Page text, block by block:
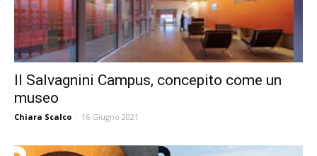
Il Salvagnini Campus, concepito come un
museo
Chiara Scalco - 16 Giugno 2021